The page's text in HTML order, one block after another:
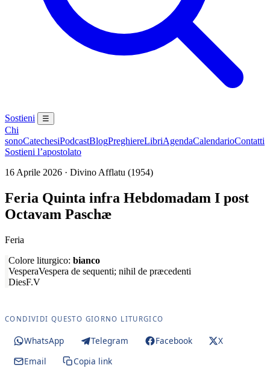
Sostieni ☰
Chi
sonoCatechesiPodcastBlogPreghiereLibriAgendaCalendarioContatti
Sostieni l’apostolato
16 Aprile 2026 · Divino Afflatu (1954)
Feria Quinta infra Hebdomadam I post
Octavam Paschæ
Feria
Colore liturgico: bianco
VesperaVespera de sequenti; nihil de præcedenti
DiesF.V
CONDIVIDI QUESTO GIORNO LITURGICO
WhatsApp Telegram Facebook
X
Email
Copia link